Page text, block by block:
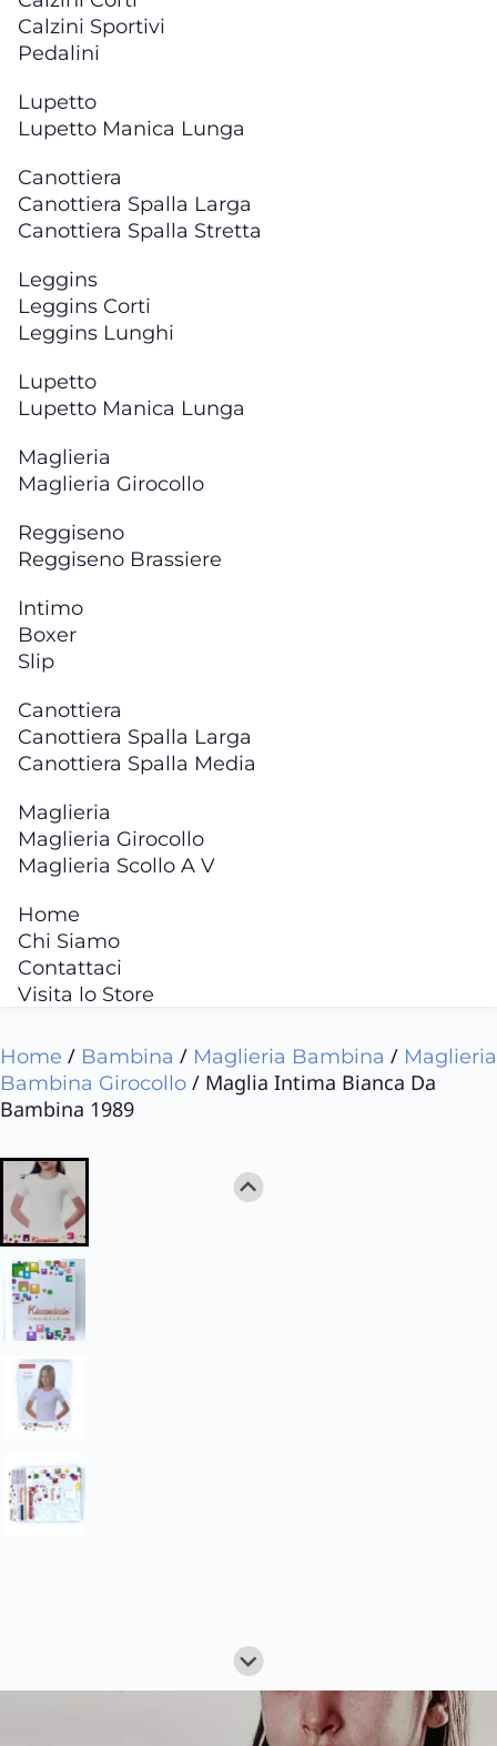
Calzini Sportivi
Pedalini
Lupetto
Lupetto Manica Lunga
Canottiera
Canottiera Spalla Larga
Canottiera Spalla Stretta
Leggins
Leggins Corti
Leggins Lunghi
Lupetto
Lupetto Manica Lunga
Maglieria
Maglieria Girocollo
Reggiseno
Reggiseno Brassiere
Intimo
Boxer
Slip
Canottiera
Canottiera Spalla Larga
Canottiera Spalla Media
Maglieria
Maglieria Girocollo
Maglieria Scollo A V
Home
Chi Siamo
Contattaci
Visita lo Store
Home / Bambina / Maglieria Bambina / Maglieria
Bambina Girocollo / Maglia Intima Bianca Da
Bambina 1989